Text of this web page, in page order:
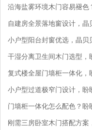
沿海盐雾环境木门容易褪
自建房全景落地窗设计，
小户型阳台封窗优选，晶贝
干湿分离卫生间木门选型
复式楼全屋门墙柜一体化
小户型过道极窄门设计，
门墙柜一体化怎么配色？
刚需三房卧室木门搭配方案